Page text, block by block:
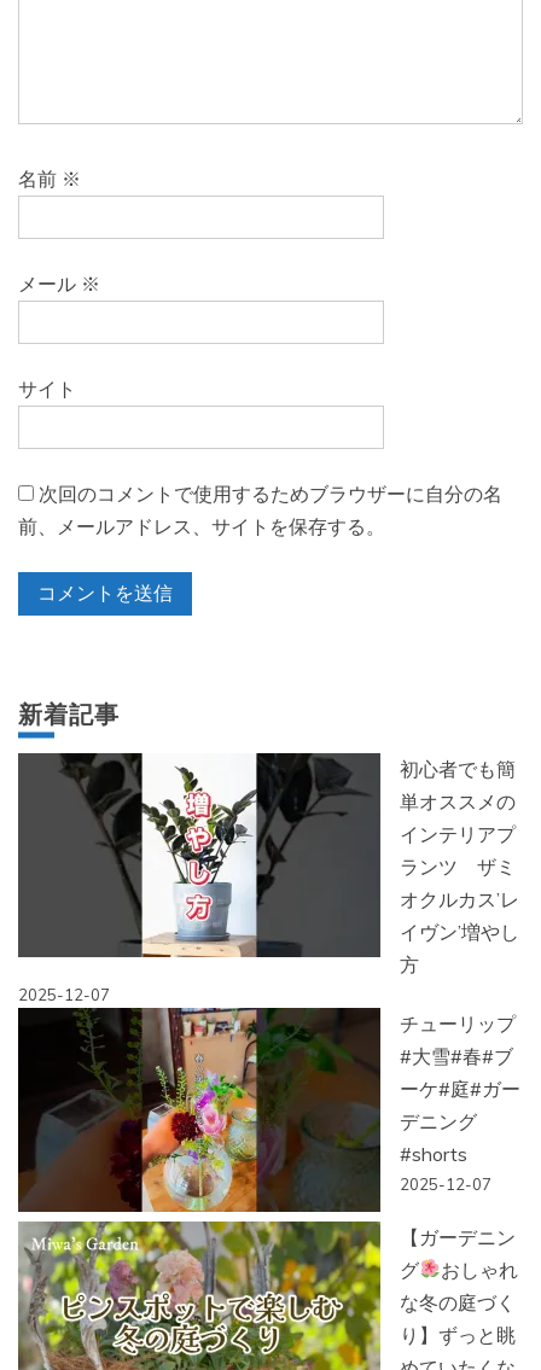
名前 ※
メール ※
サイト
次回のコメントで使用するためブラウザーに自分の名
前、メールアドレス、サイトを保存する。
新着記事
初心者でも簡
単オススメの
インテリアプ
ランツ ザミ
オクルカス’レ
イヴン’増やし
方
2025-12-07
チューリップ
#大雪#春#ブ
ーケ#庭#ガー
デニング
#shorts
2025-12-07
【ガーデニン
グ
おしゃれ
な冬の庭づく
り】ずっと眺